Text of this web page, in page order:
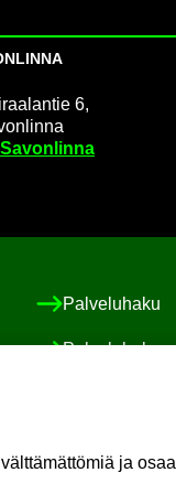
6,
Pal­ve­lu­ha­ku
ja